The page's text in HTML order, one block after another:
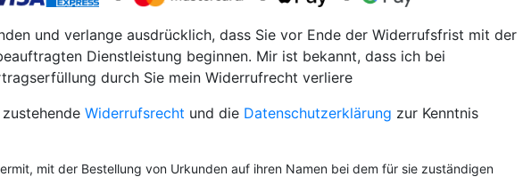
und verlange ausdrücklich, dass Sie vor Ende der Widerrufsfrist mit der
Dienstleistung beginnen. Mir ist bekannt, dass ich bei
durch Sie mein Widerrufrecht verliere
Widerrufsrecht und die Datenschutzerklärung zur Kenntnis
mit der Bestellung von Urkunden auf ihren Namen bei dem für sie zuständigen